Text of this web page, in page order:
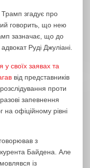
згадує про
говорить, що нею
зазначає, що до
Руді Джуліані.
у своїх заявах та
від представників
проти
запевнення
офіційному рівні
з
Байдена. Але
із